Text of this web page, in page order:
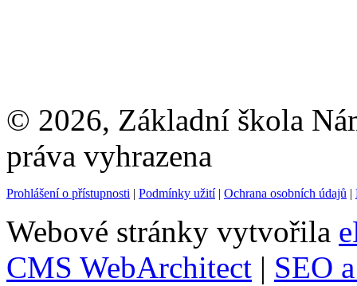
© 2026, Základní škola
práva vyhrazena
Prohlášení o přístupnosti | Podmínky užití| Ochrana osobních údajů |
Webové stránky vytvořila
CMS WebArchitect | SEO